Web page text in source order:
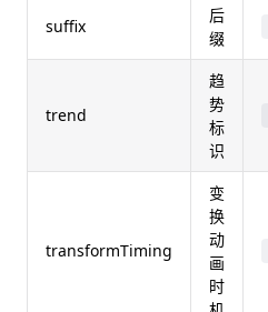
suffix
后
缀
trend
趋
势
标
识
transformTiming
变
换
动
画
时